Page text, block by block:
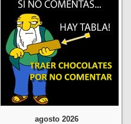
agosto 2026